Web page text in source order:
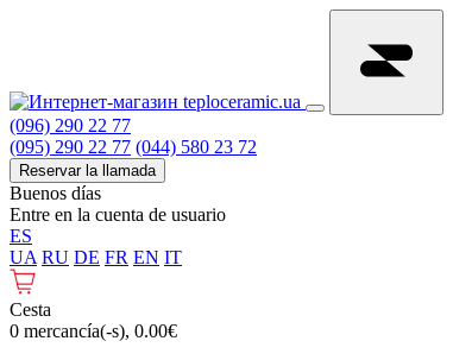
(096) 290 22 77
(095) 290 22 77 (044) 580 23 72
Reservar la llamada
Buenos días
Entre en la cuenta de usuario
ES
UA RU DE FR EN IT
Cesta
0 mercancía(-s), 0.00€